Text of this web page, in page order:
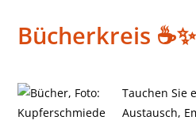
Bücherkreis ☕✨
Tauchen Sie
Austausch,